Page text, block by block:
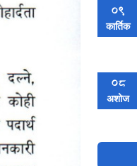
09
कार्तिक
08
अशोज